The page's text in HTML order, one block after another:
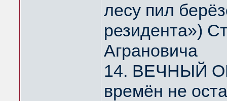
лесу пил
резидента»)
Аграновича
14. ВЕЧНЫЙ
времён не